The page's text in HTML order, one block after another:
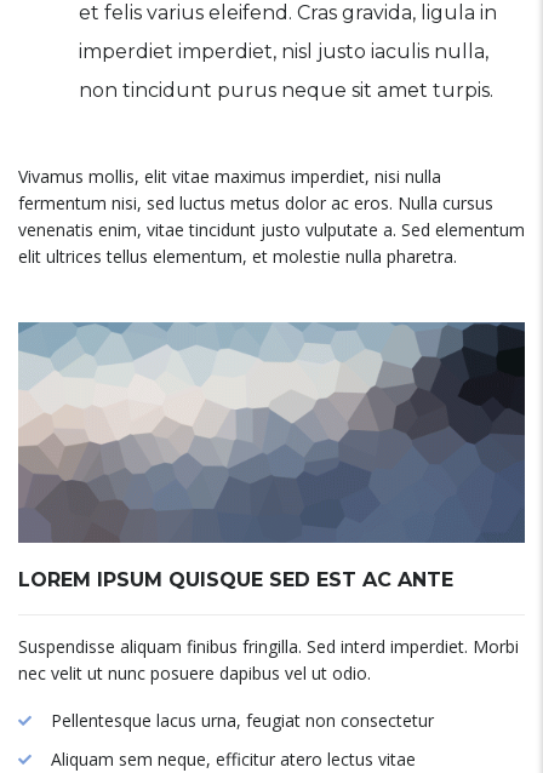
et felis varius eleifend. Cras gravida, ligula in
imperdiet imperdiet, nisl justo iaculis nulla,
non tincidunt purus neque sit amet turpis.
Vivamus mollis, elit vitae maximus imperdiet, nisi nulla
fermentum nisi, sed luctus metus dolor ac eros. Nulla cursus
venenatis enim, vitae tincidunt justo vulputate a. Sed elementum
elit ultrices tellus elementum, et molestie nulla pharetra.
LOREM IPSUM QUISQUE SED EST AC ANTE
Suspendisse aliquam finibus fringilla. Sed interd imperdiet. Morbi
nec velit ut nunc posuere dapibus vel ut odio.
Pellentesque lacus urna, feugiat non consectetur
Aliquam sem neque, efficitur atero lectus vitae